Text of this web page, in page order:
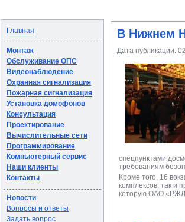
Главная
Монтаж
Обслуживание ОПС
Видеонаблюдение
Охранная сигнализация
Пожарная сигнализация
Установка домофонов
Консультация
Проектирование
Вычислительные сети
Программирование
Компьютерный сервис
Наши клиенты
Контакты
Новости
Вопросы и ответы
Задать вопрос
В Нижнем
Дата публикации:
спецпунктами
требованиям
Кроме того, 16
комплексов, так и
которую ОАО